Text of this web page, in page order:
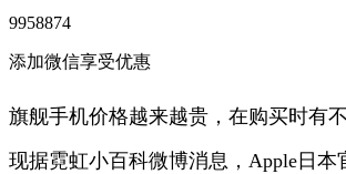
9958874
添加微信享受优惠
旗舰手机价格越来越贵，在购买时有
现据霓虹小百科微博消息，Apple日本